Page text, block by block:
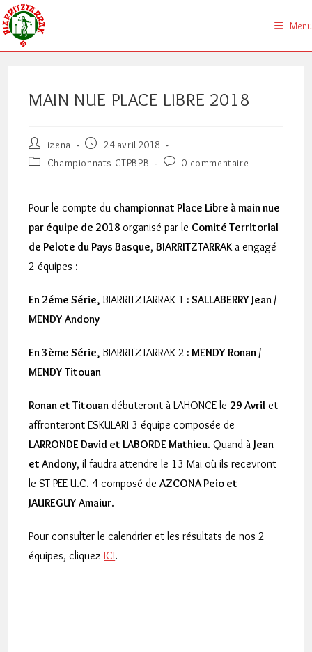
Skip
to
content
Menu
MAIN NUE PLACE LIBRE 2018
Auteur/autrice
de
la
izena
Publication
24 avril 2018
PostChampionnats CTPBPB
Commentaires
publication :
0 commentaire
Pour le compte du championnat Place Libre à main nue
par équipe de 2018 organisé par le Comité Territorial
de Pelote du Pays Basque,BIARRITZTARRAKa engagé
2 équipes :
En 2éme Série, BIARRITZTARRAK 1 :SALLABERRY Jean /
MENDY Andony
En 3ème Série, BIARRITZTARRAK 2 : MENDY Ronan /
MENDY Titouan
Ronan et Titouan débuteront à LAHONCE le 29 Avril et
affronteront ESKULARI 3 équipe composée de
LARRONDE David et LABORDE Mathieu. Quand àJean
et Andony, il faudra attendre le 13 Mai où ils recevront
le ST PEE U.C. 4 composé de AZCONA Peio et
JAUREGUY Amaiur.
Pour consulter le calendrier et les résultats de nos 2
équipes, cliquezICI.